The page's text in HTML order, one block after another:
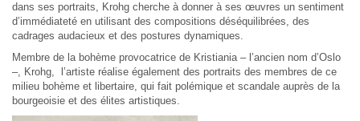
dans ses portraits, Krohg cherche à donner à ses œuvres un sentiment
d’immédiateté en utilisant des compositions déséquilibrées, des
cadrages audacieux et des postures dynamiques.
Membre de la bohème provocatrice de Kristiania – l’ancien nom d’Oslo
–, Krohg, l’artiste réalise également des portraits des membres de ce
milieu bohème et libertaire, qui fait polémique et scandale auprès de la
bourgeoisie et des élites artistiques.